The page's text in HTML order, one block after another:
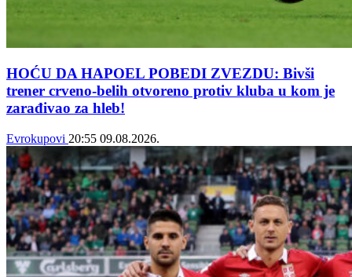
HOĆU DA HAPOEL POBEDI ZVEZDU: Bivši
trener crveno-belih otvoreno protiv kluba u kom je
zarađivao za hleb!
Evrokupovi 20:55 09.08.2026.